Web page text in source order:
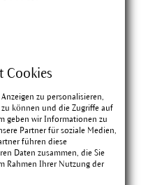
Cookies
zu personalisieren,
können und die Zugriffe auf
geben wir Informationen zu
Partner für soziale Medien,
führen diese
Daten zusammen, die Sie
Rahmen Ihrer Nutzung der